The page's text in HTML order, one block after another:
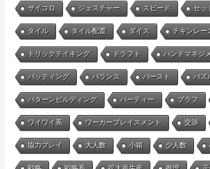
サイコロ ジェスチャー スピード セッ
タイル タイル配置 ダイス チキンレー
トリックテイキング ドラフト ハンドマネジ
バッティング バランス バースト パズ
パターンビルディング パーティー ブラフ
ワイワイ系 ワーカープレイスメント 交渉
協力プレイ 大人数 小箱 少人数